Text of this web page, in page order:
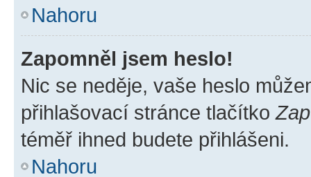
Nahoru
Zapomněl jsem heslo!
Nic se neděje, vaše heslo
přihlašovací stránce tlačítko
téměř ihned budete přihlášeni.
Nahoru